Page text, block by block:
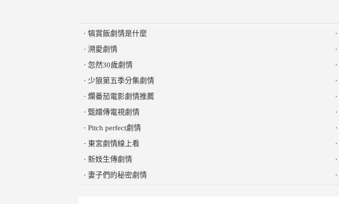
· 犒賞飯劇情是什麼
· 溯愛劇情
· 忽然30歲劇情
· 少狼第五季分集劇情
· 爛番茄電影劇情推薦
· 甄嬛傳電視劇情
· Pitch perfect劇情
· 東宮劇情線上看
· 新妓生傳劇情
· 妻子們的秘密劇情
·
·
·
·
·
·
·
·
·
·